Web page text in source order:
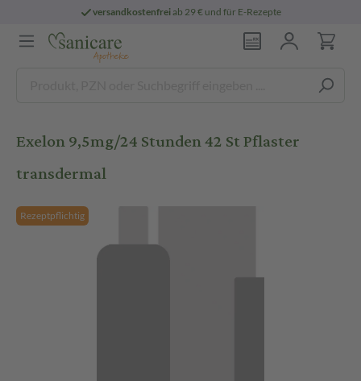
versandkostenfreiab 29 € und für E-Rezepte
Exelon 9,5mg/24 Stunden 42 St Pflaster
transdermal
Rezeptpflichtig